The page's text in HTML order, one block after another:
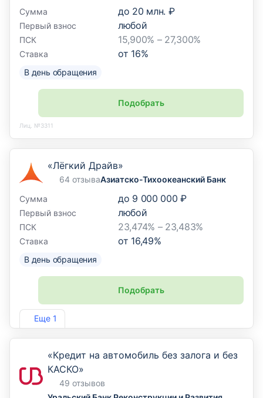
Сумма
до 20 млн. ₽
Первый взнос любой
ПСК 15,900% – 27,300%
Ставка от 16%
В день обращения
Подобрать
Лиц. №3311
Еще 1
«Лёгкий Драйв»
64 отзываАзиатско-Тихоокеанский Банк
Сумма
до 9 000 000 ₽
Первый взнос любой
ПСК 23,474% – 23,483%
Ставка от 16,49%
В день обращения
Подобрать
Лиц. №1810
«Кредит на автомобиль без залога и без
КАСКО»
49 отзывов